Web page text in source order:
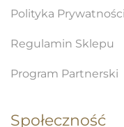
Polityka Prywatności
Regulamin Sklepu
Program Partnerski
Społeczność